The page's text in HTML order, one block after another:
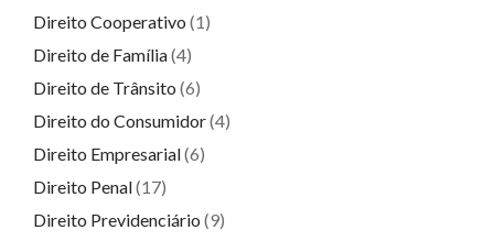
Direito Cooperativo (1)
Direito de Família(4)
Direito de Trânsito (6)
Direito do Consumidor(4)
Direito Empresarial(6)
Direito Penal(17)
Direito Previdenciário (9)